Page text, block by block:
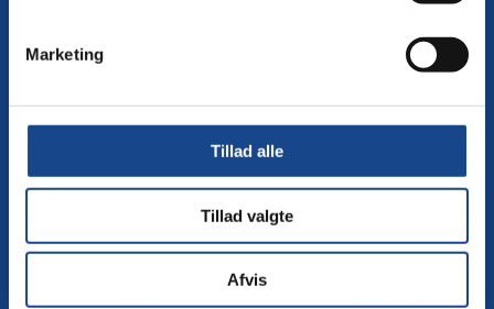
Marketing
Tillad alle
Tillad valgte
Afvis